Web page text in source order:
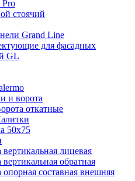
стоячий
Grand Line
для фасадных
GL
и ворота
откатные
50х75
лицевая
обратная
составная внешняя